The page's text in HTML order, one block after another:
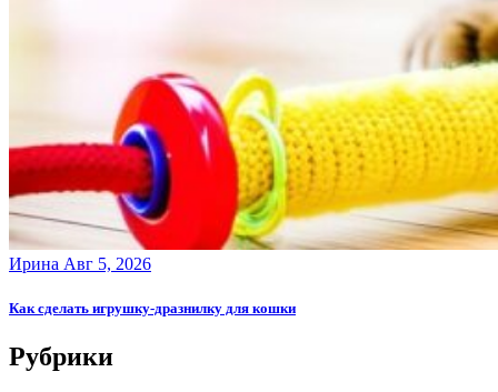
Ирина Авг 5, 2026
Как сделать игрушку-дразнилку для кошки
Рубрики